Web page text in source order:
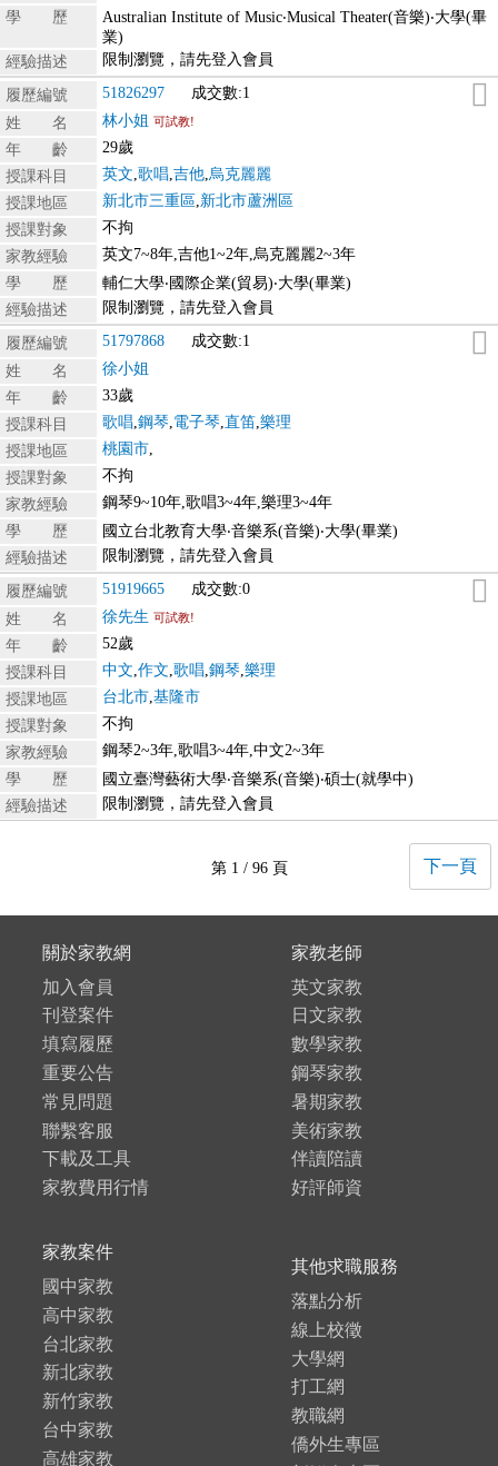
學 歷
Australian Institute of Music‧Musical Theater(音樂)‧大學(畢
業)
經驗描述
限制瀏覽，請先登入會員
履歷編號 51826297
成交數:1
姓 名
林小姐 可試教!
年 齡
29歲
授課科目
英文 歌唱 吉他 烏克麗麗
授課地區
新北市三重區 新北市蘆洲區
授課對象
不拘
家教經驗
英文7~8年,吉他1~2年,烏克麗麗2~3年
學 歷
輔仁大學‧國際企業(貿易)‧大學(畢業)
經驗描述
限制瀏覽，請先登入會員
履歷編號 51797868
成交數:1
姓 名
徐小姐
年 齡
33歲
授課科目
歌唱 鋼琴 電子琴 直笛 樂理
授課地區
桃園市
授課對象
不拘
家教經驗
鋼琴9~10年,歌唱3~4年,樂理3~4年
學 歷
國立台北教育大學‧音樂系(音樂)‧大學(畢業)
經驗描述
限制瀏覽，請先登入會員
履歷編號 51919665
成交數:0
姓 名
徐先生 可試教!
年 齡
52歲
授課科目
中文 作文 歌唱 鋼琴 樂理
授課地區
台北市 基隆市
授課對象
不拘
家教經驗
鋼琴2~3年,歌唱3~4年,中文2~3年
學 歷
國立臺灣藝術大學‧音樂系(音樂)‧碩士(就學中)
經驗描述
限制瀏覽，請先登入會員
第 1 / 96 頁 下一頁
關於家教網
加入會員
刊登案件
填寫履歷
重要公告
常見問題
聯繫客服
下載及工具
家教費用行情
家教老師
英文家教
日文家教
數學家教
鋼琴家教
暑期家教
美術家教
伴讀陪讀
好評師資
家教案件
國中家教
高中家教
台北家教
新北家教
新竹家教
台中家教
高雄家教
其他求職服務
落點分析
線上校徵
大學網
打工網
教職網
僑外生專區